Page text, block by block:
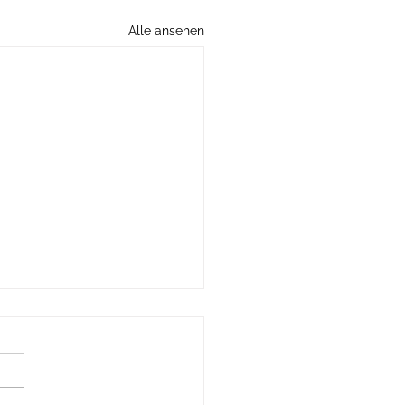
Alle ansehen